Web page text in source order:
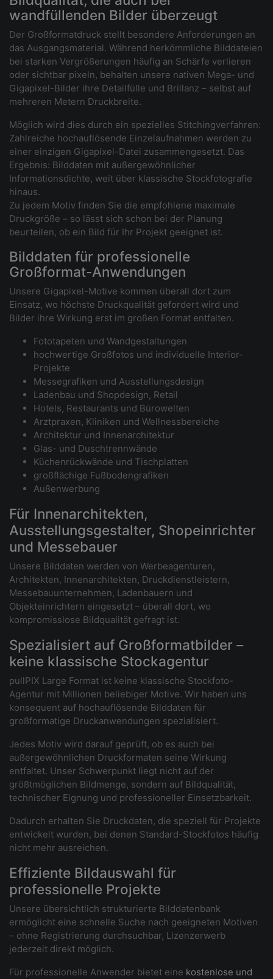
wandfüllenden Bilder überzeugt
Der Großformatdruck stellt besondere Anforderungen an
das Ausgangsmaterial. Während herkömmliche Bilddateien
bei starken Vergrößerungen häufig an Schärfe verlieren
oder sichtbar pixeln, behalten unsere nativen Mega- und
Gigapixel-Bilder ihre Detailfülle und Brillanz – selbst auf
mehreren Metern Druckbreite.
Möglich wird dies durch ein spezielles Stitchingverfahren:
Zahlreiche hochauflösende Einzelaufnahmen werden zu
einer einzigen Gigapixel-Datei zusammengesetzt. Das
Ergebnis: Bilddaten mit außergewöhnlicher
Informationsdichte, weit über klassische Stockfotografie
hinaus.
Zu jedem Motiv finden Sie die empfohlene maximale
Druckgröße – so lässt sich schon bei der Planung
beurteilen, ob ein Bild für Ihr Projekt geeignet ist.
Bilddaten für professionelle
Großformat-Anwendungen
Unsere Gigapixel-Motive kommen überall dort zum
Einsatz, wo höchste Druckqualität gefordert wird und
Bilder ihre Wirkung erst im großen Format entfalten.
Fototapeten und Wandgestaltungen
hochwertige Großfotos und individuelle Interior-
Projekte
Messegrafiken und Ausstellungsdesign
Ladenbau und Shopdesign, Retail
Hotels, Restaurants und Bürowelten
Arztpraxen, Kliniken und Wellnessbereiche
Architektur und Innenarchitektur
Glas- und Duschtrennwände
Küchenrückwände und Tischplatten
großflächige Fußbodengrafiken
Außenwerbung
Für Innenarchitekten,
Ausstellungsgestalter, Shopeinrichter
und Messebauer
Unsere Bilddaten werden von Werbeagenturen,
Architekten, Innenarchitekten, Druckdienstleistern,
Messebauunternehmen, Ladenbauern und
Objekteinrichtern eingesetzt – überall dort, wo
kompromisslose Bildqualität gefragt ist.
Spezialisiert auf Großformatbilder –
keine klassische Stockagentur
pullPIX Large Format ist keine klassische Stockfoto-
Agentur mit Millionen beliebiger Motive. Wir haben uns
konsequent auf hochauflösende Bilddaten für
großformatige Druckanwendungen spezialisiert.
Jedes Motiv wird darauf geprüft, ob es auch bei
außergewöhnlichen Druckformaten seine Wirkung
entfaltet. Unser Schwerpunkt liegt nicht auf der
größtmöglichen Bildmenge, sondern auf Bildqualität,
technischer Eignung und professioneller Einsetzbarkeit.
Dadurch erhalten Sie Druckdaten, die speziell für Projekte
entwickelt wurden, bei denen Standard-Stockfotos häufig
nicht mehr ausreichen.
Effiziente Bildauswahl für
professionelle Projekte
Unsere übersichtlich strukturierte Bilddatenbank
ermöglicht eine schnelle Suche nach geeigneten Motiven
– ohne Registrierung durchsuchbar, Lizenzerwerb
jederzeit direkt möglich.
Für professionelle Anwender bietet eine kostenlose und